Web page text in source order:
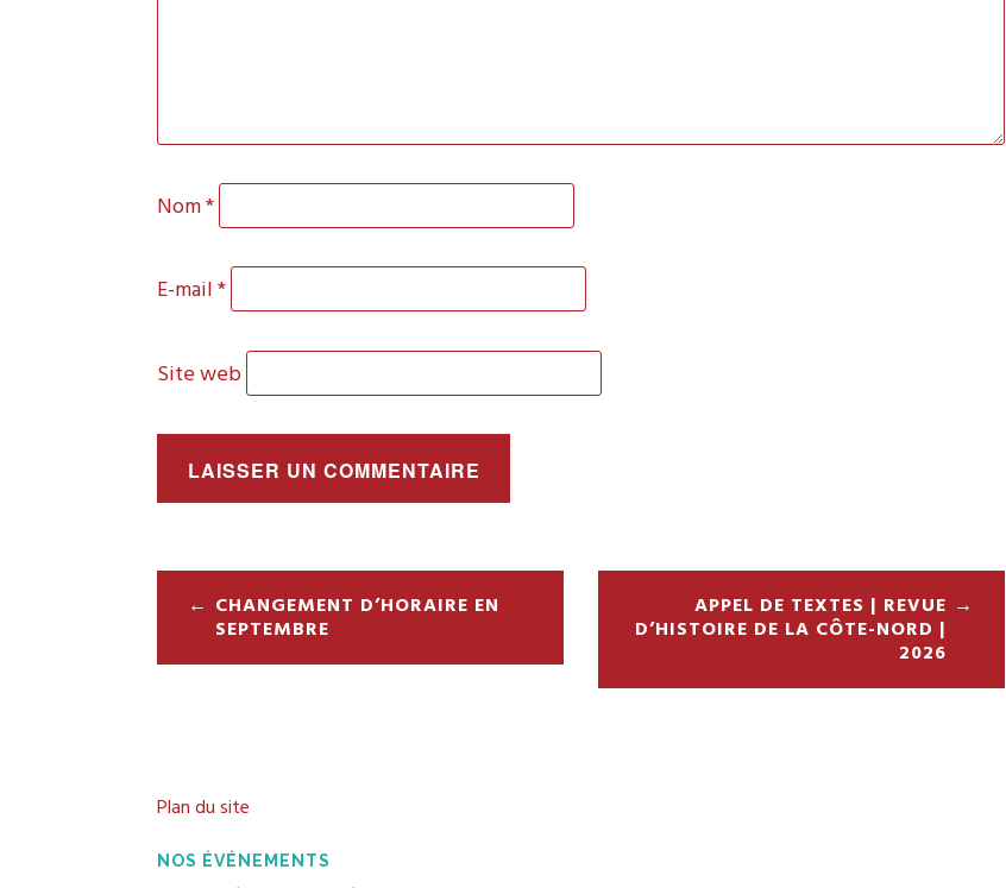
Nom*
E-mail*
Site web
Navigation
CHANGEMENT D’HORAIRE EN
SEPTEMBRE
APPEL DE TEXTES | REVUE
D’HISTOIRE DE LA CÔTE-NORD |
2026
Plan du site
NOS ÉVÉNEMENTS